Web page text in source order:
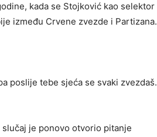
kada se Stojković kao selektor
između Crvene zvezde i Partizana.
poslije tebe sjeća se svaki zvezdaš.
je ponovo otvorio pitanje